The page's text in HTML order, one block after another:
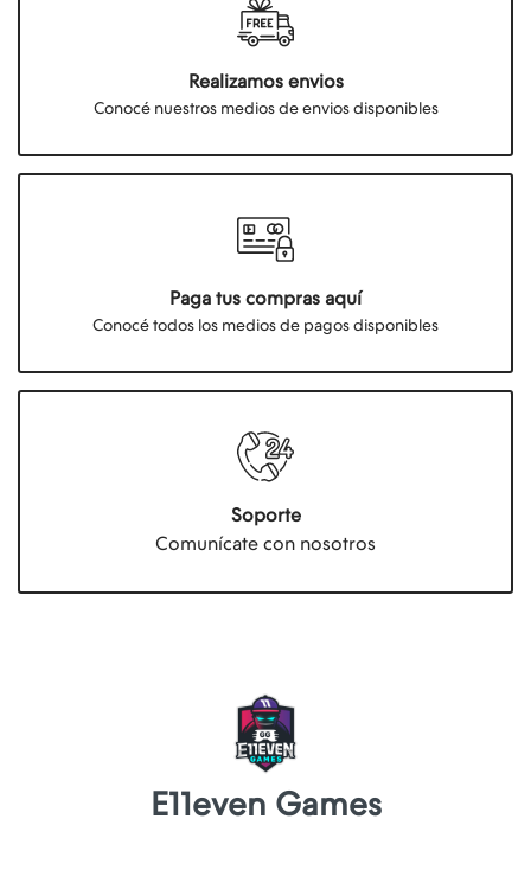
Realizamos envios
Conocé nuestros medios de envios disponibles
Paga tus compras aquí
Conocé todos los medios de pagos disponibles
Soporte
Comunícate con nosotros
E11even Games